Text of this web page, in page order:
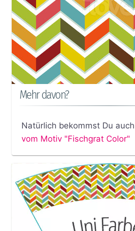
Mehr davon?
Natürlich bekommst Du auch
vom Motiv "Fischgrat Color"